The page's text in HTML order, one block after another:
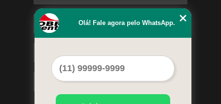
Serviços
Mapa do site
Olá! Fale agora pelo WhatsApp.